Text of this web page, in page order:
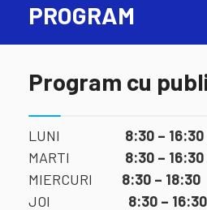
PROGRAM
Program cu
LUNI 8:30 – 16:30
MARTI 8:30 – 16:30
MIERCURI 8:30 – 18:30
JOI 8:30 – 16:30